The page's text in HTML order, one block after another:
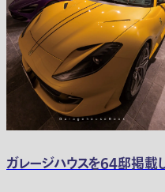
ガレージハウスを64邸掲載